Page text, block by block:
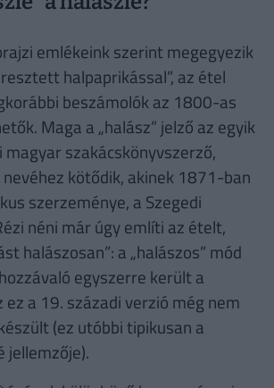
emlékeink szerint megegyezik
halpaprikással”, az étel
beszámolók az 1800-as
Maga a „halász” jelző az egyik
szakácskönyvszerző,
nevéhez kötődik, akinek 1871-ban
szerzeménye, a Szegedi
néni már úgy említi az ételt,
halászosan”: a „halászos” mód
egyszerre került a
ez a 19. századi verzió még nem
(ez utóbbi tipikusan a
jellemzője).